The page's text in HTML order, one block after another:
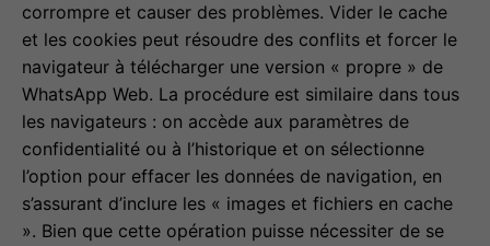
corrompre et causer des problèmes. Vider le cache
et les cookies peut résoudre des conflits et forcer le
navigateur à télécharger une version « propre » de
WhatsApp Web. La procédure est similaire dans tous
les navigateurs : on accède aux paramètres de
confidentialité ou à l’historique et on sélectionne
l’option pour effacer les données de navigation, en
s’assurant d’inclure les « images et fichiers en cache
». Bien que cette opération puisse nécessiter de se